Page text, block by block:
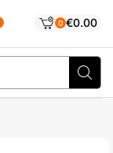
0 €0.00